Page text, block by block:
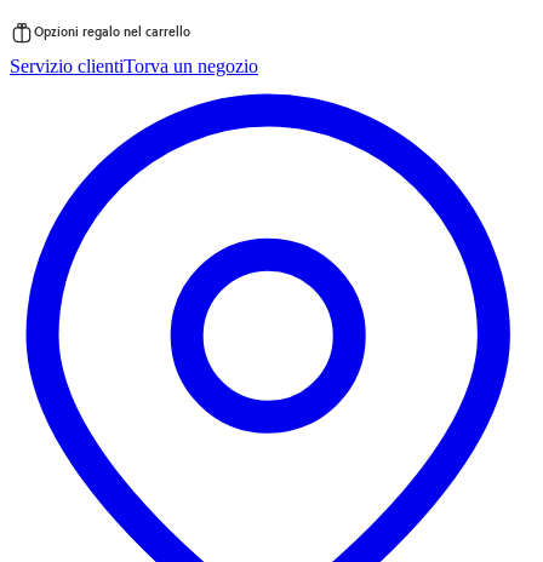
al
Opzioni regalo nel carrello
Servizio clientiTorva un negozio